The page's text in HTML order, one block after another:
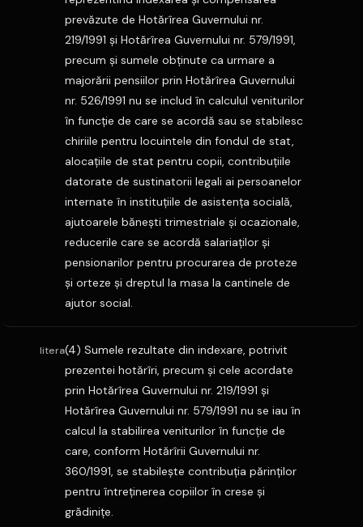
prevăzute de Hotărîrea Guvernului nr.
219/1991 şi Hotărîrea Guvernului nr. 579/1991,
precum şi sumele obţinute ca urmare a
majorării pensiilor prin Hotărîrea Guvernului
nr. 526/1991 nu se includ în calculul veniturilor
în funcţie de care se acordă sau se stabilesc
chiriile pentru locuintele din fondul de stat,
alocaţiile de stat pentru copii, contribuţiile
datorate de sustinatorii legali ai persoanelor
internate în instituţiile de asistenţa socială,
ajutoarele băneşti trimestriale şi ocazionale,
reducerile care se acordă salariaţilor şi
pensionarilor pentru procurarea de proteze
şi orteze şi dreptul la masa la cantinele de
ajutor social.
litera(4) Sumele rezultate din indexare, potrivit
prezentei hotărîri, precum şi cele acordate
prin Hotărîrea Guvernului nr. 219/1991 şi
Hotărîrea Guvernului nr. 579/1991 nu se iau în
calcul la stabilirea veniturilor în funcţie de
care, conform Hotărîrii Guvernului nr.
360/1991, se stabileşte contribuţia părinţilor
pentru întreţinerea copiilor în crese şi
grădiniţe.